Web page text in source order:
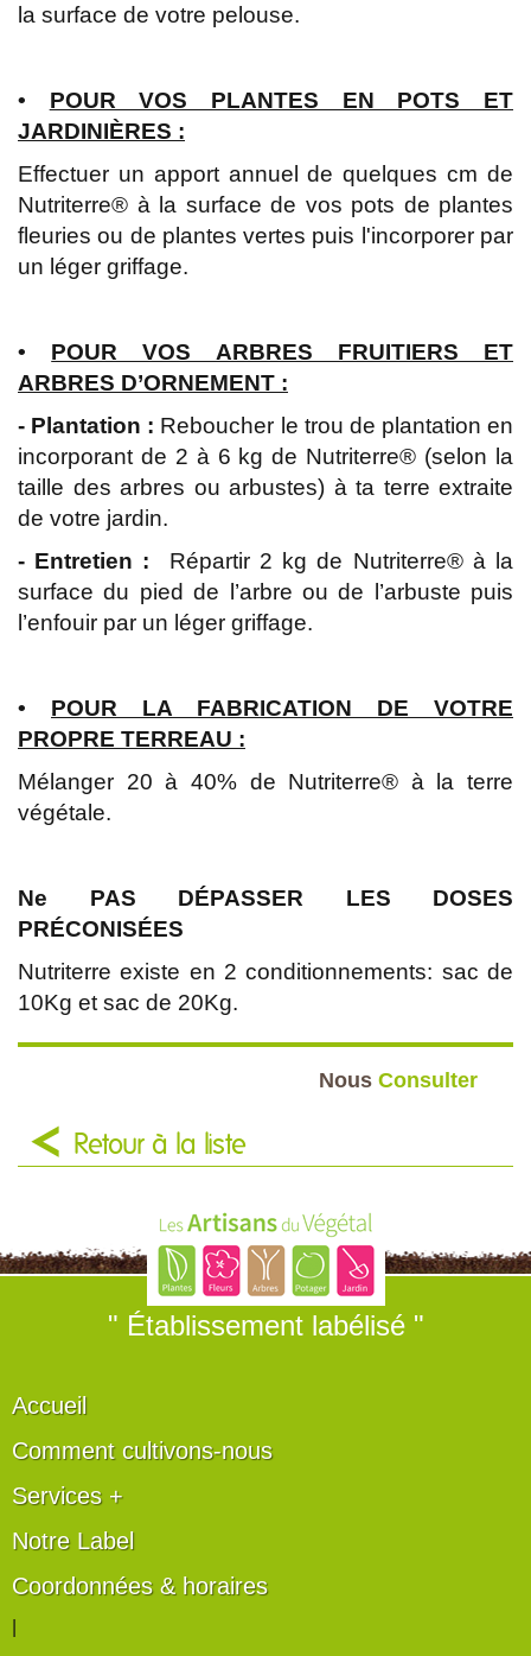
la surface de votre pelouse.
• POUR VOS PLANTES EN POTS ET
JARDINIÈRES :
Effectuer un apport annuel de quelques cm de
Nutriterre® à la surface de vos pots de plantes
fleuries ou de plantes vertes puis l'incorporer par
un léger griffage.
• POUR VOS ARBRES FRUITIERS ET
ARBRES D’ORNEMENT :
- Plantation : Reboucher le trou de plantation en
incorporant de 2 à 6 kg de Nutriterre® (selon la
taille des arbres ou arbustes) à ta terre extraite
de votre jardin.
- Entretien : Répartir 2 kg de Nutriterre® à la
surface du pied de l’arbre ou de l’arbuste puis
l’enfouir par un léger griffage.
• POUR LA FABRICATION DE VOTRE
PROPRE TERREAU :
Mélanger 20 à 40% de Nutriterre® à la terre
végétale.
Ne PAS DÉPASSER LES DOSES
PRÉCONISÉES
Nutriterre existe en 2 conditionnements: sac de
10Kg et sac de 20Kg.
Nous Consulter
Retour à la liste
" Établissement labélisé "
Accueil
Comment cultivons-nous
Services +
Notre Label
Coordonnées & horaires